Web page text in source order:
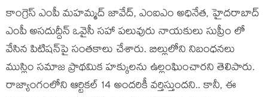
కాంగ్రెస్ ఎంపీ మహమ్మద్ జావేద్, ఎంఐఎం అధినేత, హైదరాబాద్
ఎంపీ అసదుద్దీన్ ఒవైసీ స‌హా ప‌లువురు నాయ‌కులు సుప్రీం లో
వేసిన పిటిష‌న్‌పై సంత‌కాలు చేశారు. బిల్లులోని నిబంధనలు
ముస్లిం సమాజ ప్రాథమిక హక్కులను ఉల్లంఘించార‌ని తెలిపారు.
రాజ్యాంగంలోని ఆర్టిక‌ల్ 14 అంద‌రికీ వ‌ర్తిస్తుంద‌ని.. కానీ, ఈ